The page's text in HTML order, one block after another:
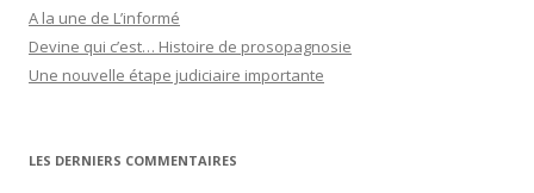
A la une de L’informé
Devine qui c’est… Histoire de prosopagnosie
Une nouvelle étape judiciaire importante
LES DERNIERS COMMENTAIRES